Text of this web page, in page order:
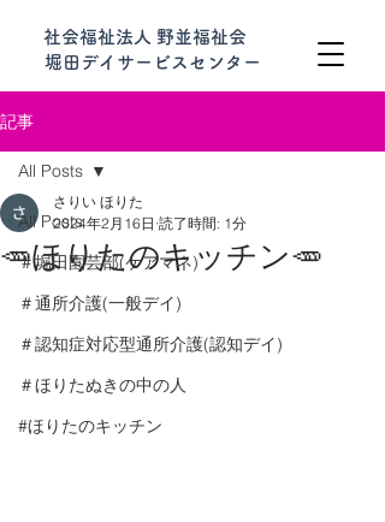
社会福祉法人 野並福祉会
堀田デイサービスセンター
記事
All Posts
＃堀田園芸部(ケアマネ)
＃通所介護(一般デイ)
＃認知症対応型通所介護(認知デイ)
＃ほりたぬきの中の人
#ほりたのキッチン
All Posts
🥕ほりたのキッチン🥕
さりい ほりた
2024年2月16日 読了時間: 1分